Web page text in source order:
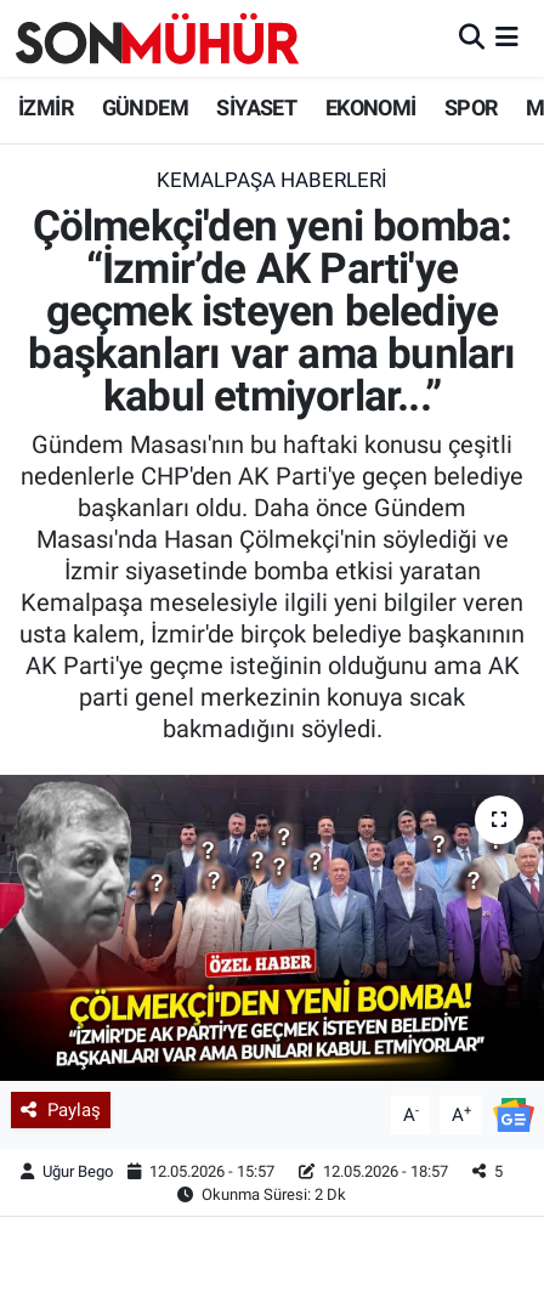
İZMİR GÜNDEM SİYASET EKONOMİ SPOR
KEMALPAŞA HABERLERI
Çölmekçi'den yeni bomba:
“İzmir’de AK Parti'ye
geçmek isteyen belediye
başkanları var ama bunları
kabul etmiyorlar...”
Gündem Masası'nın bu haftaki konusu çeşitli
nedenlerle CHP'den AK Parti'ye geçen belediye
başkanları oldu. Daha önce Gündem
Masası'nda Hasan Çölmekçi'nin söylediği ve
İzmir siyasetinde bomba etkisi yaratan
Kemalpaşa meselesiyle ilgili yeni bilgiler veren
usta kalem, İzmir'de birçok belediye başkanının
AK Parti'ye geçme isteğinin olduğunu ama AK
parti genel merkezinin konuya sıcak
bakmadığını söyledi.
Paylaş A- A+
Uğur Bego 12.05.2026 - 15:57 12.05.2026 - 18:57
5
Okunma Süresi: 2 Dk
İzmir Nöbetçi Eczaneler
İzmir Namaz Vakitleri
İzmir Trafik Yoğunluk Haritası
Süper Lig Puan Durumu ve Fikstür
Tüm Manşetler
Son Dakika Haberleri
Haber Arşivi